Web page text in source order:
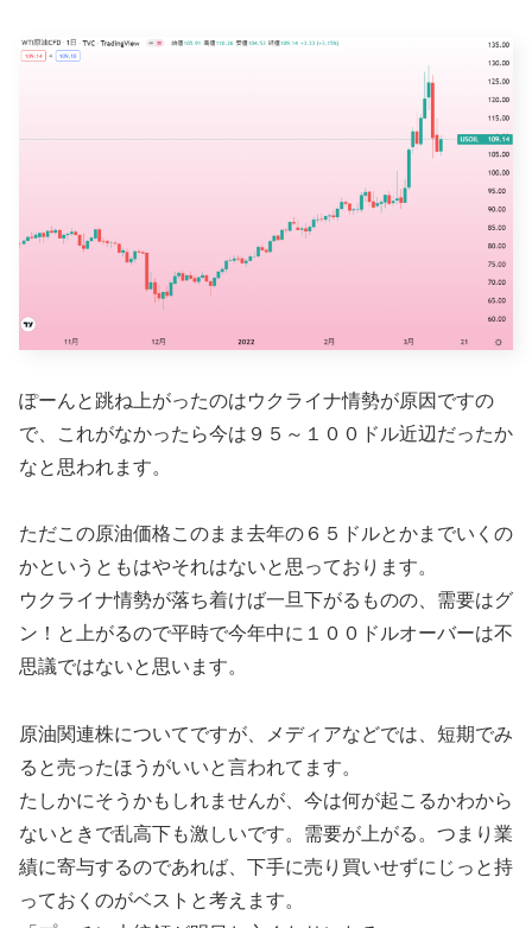
ぽーんと跳ね上がったのはウクライナ情勢が原因ですの
で、これがなかったら今は９５～１００ドル近辺だったか
なと思われます。
ただこの原油価格このまま去年の６５ドルとかまでいくの
かというともはやそれはないと思っております。
ウクライナ情勢が落ち着けば一旦下がるものの、需要はグ
ン！と上がるので平時で今年中に１００ドルオーバーは不
思議ではないと思います。
原油関連株についてですが、メディアなどでは、短期でみ
ると売ったほうがいいと言われてます。
たしかにそうかもしれませんが、今は何が起こるかわから
ないときで乱高下も激しいです。需要が上がる。つまり業
績に寄与するのであれば、下手に売り買いせずにじっと持
っておくのがベストと考えます。